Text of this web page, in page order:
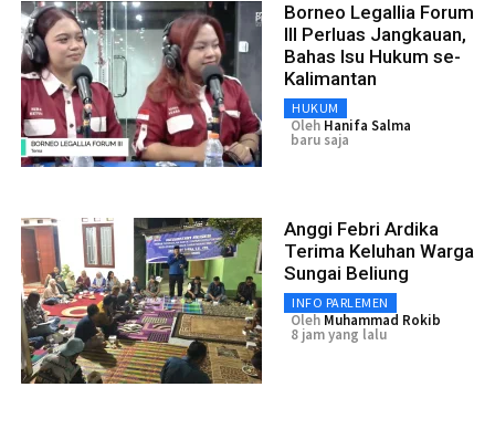
Borneo Legallia Forum
III Perluas Jangkauan,
Bahas Isu Hukum se-
Kalimantan
HUKUM
Oleh Hanifa Salma
baru saja
Anggi Febri Ardika
Terima Keluhan Warga
Sungai Beliung
INFO PARLEMEN
Oleh Muhammad Rokib
8 jam yang lalu